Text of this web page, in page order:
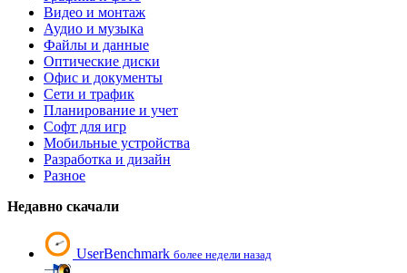
Видео и монтаж
Аудио и музыка
Файлы и данные
Оптические диски
Офис и документы
Сети и трафик
Планирование и учет
Софт для игр
Мобильные устройства
Разработка и дизайн
Разное
Недавно скачали
UserBenchmark более недели назад